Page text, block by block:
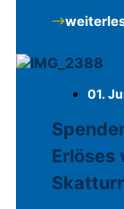
01.
Erlöses